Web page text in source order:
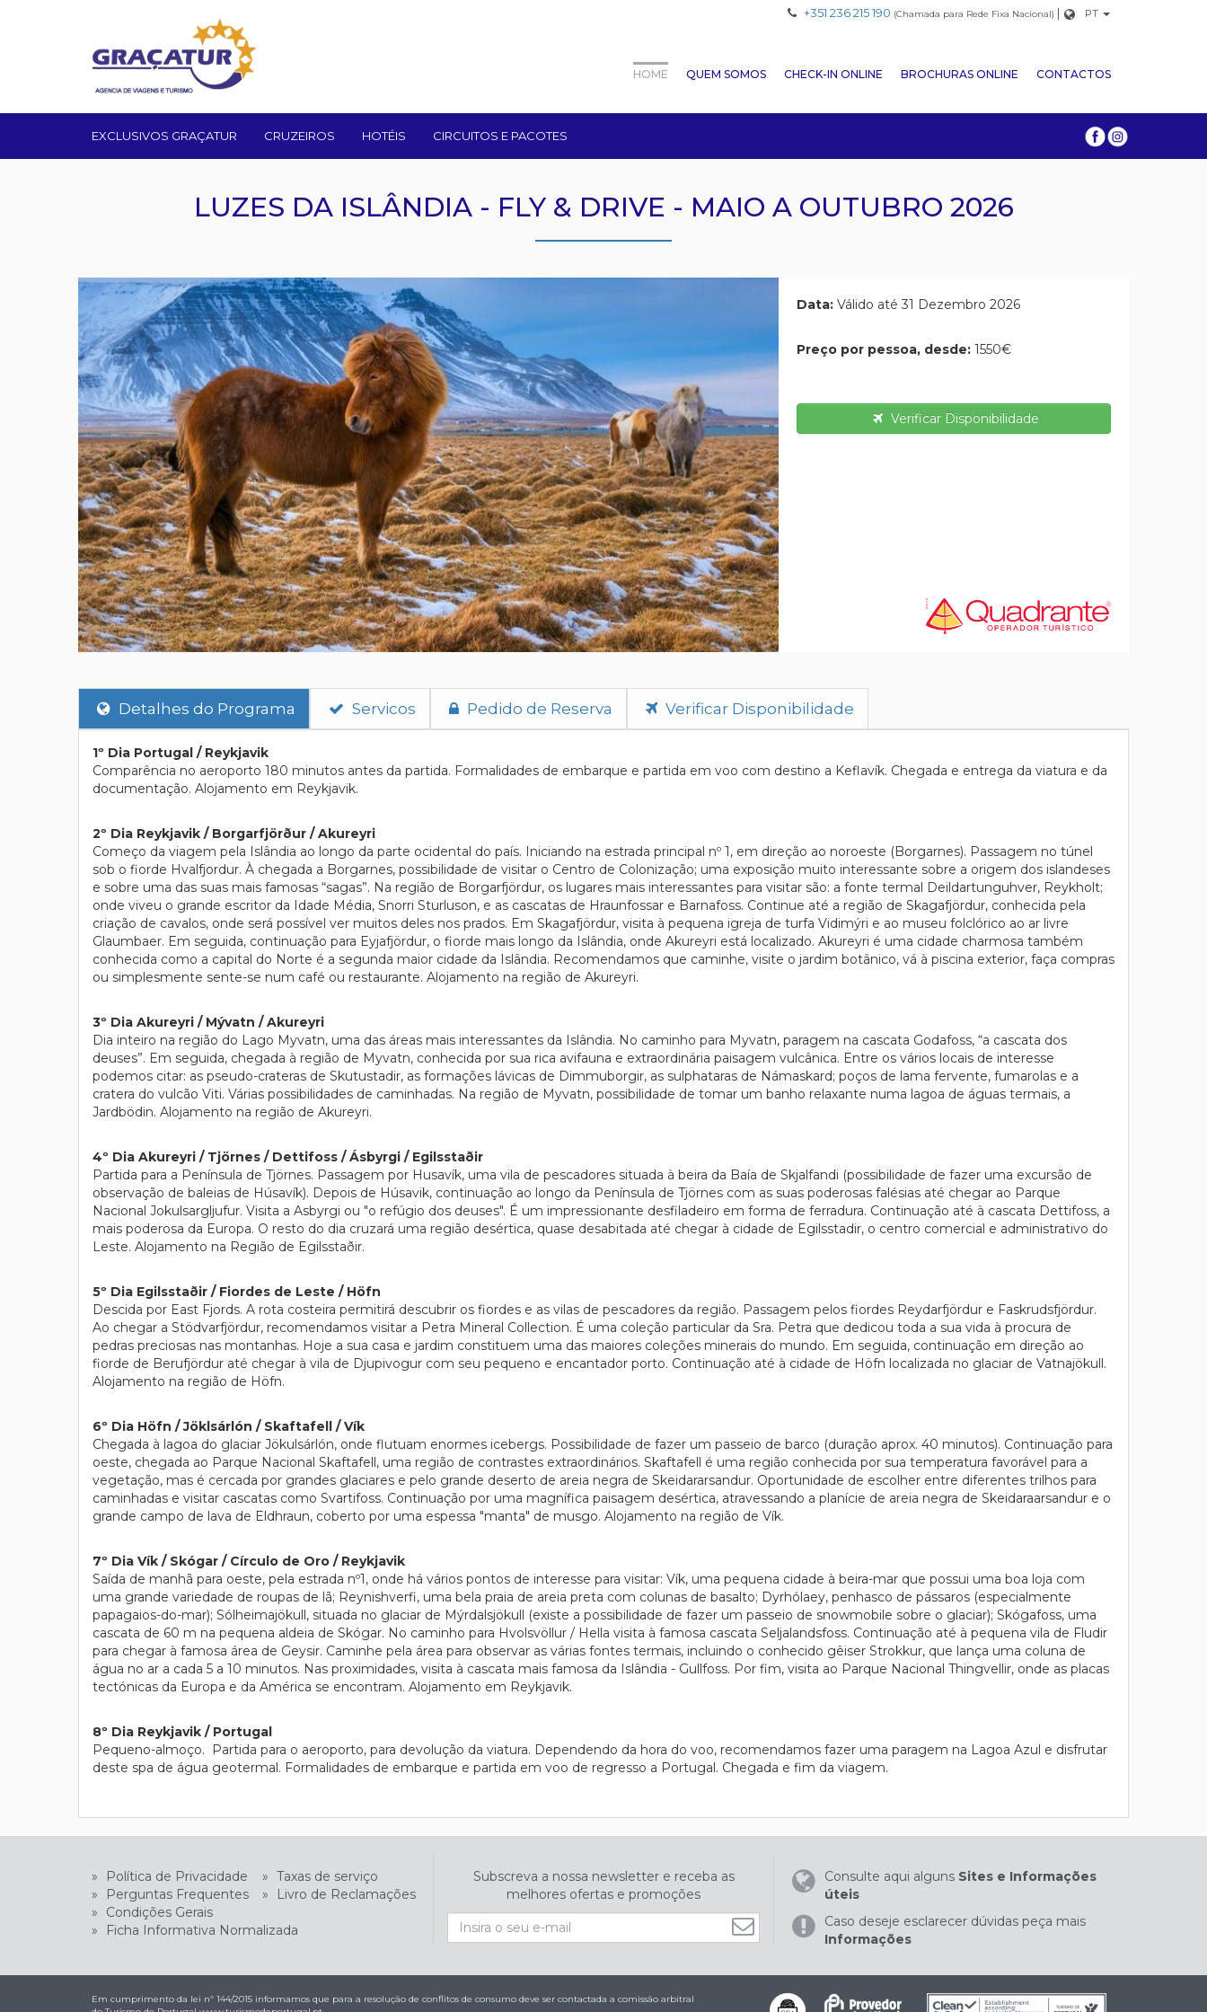
+351 236 215 190 (Chamada para Rede Fixa Nacional) | PT
HOME QUEM SOMOS CHECK-IN ONLINE BROCHURAS ONLINE CONTACTOS
EXCLUSIVOS GRAÇATUR CRUZEIROS HOTÉIS CIRCUITOS E PACOTES
LUZES DA ISLÂNDIA - FLY & DRIVE - MAIO A OUTUBRO 2026
Data: Válido até 31 Dezembro 2026
Preço por pessoa, desde: 1550€
Verificar Disponibilidade
Detalhes do Programa Servicos Pedido de Reserva Verificar Disponibilidade
1º Dia Portugal / Reykjavik
Comparência no aeroporto 180 minutos antes da partida. Formalidades de embarque e partida em voo com destino a Keflavík. Chegada e entrega da viatura e da
documentação. Alojamento em Reykjavik.
2º Dia Reykjavik / Borgarfjörður / Akureyri
Começo da viagem pela Islândia ao longo da parte ocidental do país. Iniciando na estrada principal nº 1, em direção ao noroeste (Borgarnes). Passagem no túnel
sob o fiorde Hvalfjordur. À chegada a Borgarnes, possibilidade de visitar o Centro de Colonização; uma exposição muito interessante sobre a origem dos islandeses
e sobre uma das suas mais famosas “sagas”. Na região de Borgarfjördur, os lugares mais interessantes para visitar são: a fonte termal Deildartunguhver, Reykholt;
onde viveu o grande escritor da Idade Média, Snorri Sturluson, e as cascatas de Hraunfossar e Barnafoss. Continue até a região de Skagafjördur, conhecida pela
criação de cavalos, onde será possível ver muitos deles nos prados. Em Skagafjördur, visita à pequena igreja de turfa Vidimýri e ao museu folclórico ao ar livre
Glaumbaer. Em seguida, continuação para Eyjafjördur, o fiorde mais longo da Islândia, onde Akureyri está localizado. Akureyri é uma cidade charmosa também
conhecida como a capital do Norte é a segunda maior cidade da Islândia. Recomendamos que caminhe, visite o jardim botânico, vá à piscina exterior, faça compras
ou simplesmente sente-se num café ou restaurante. Alojamento na região de Akureyri.
3º Dia Akureyri / Mývatn / Akureyri
Dia inteiro na região do Lago Myvatn, uma das áreas mais interessantes da Islândia. No caminho para Myvatn, paragem na cascata Godafoss, “a cascata dos
deuses”. Em seguida, chegada à região de Myvatn, conhecida por sua rica avifauna e extraordinária paisagem vulcânica. Entre os vários locais de interesse
podemos citar: as pseudo-crateras de Skutustadir, as formações lávicas de Dimmuborgir, as sulphataras de Námaskard; poços de lama fervente, fumarolas e a
cratera do vulcão Viti. Várias possibilidades de caminhadas. Na região de Myvatn, possibilidade de tomar um banho relaxante numa lagoa de águas termais, a
Jardbödin. Alojamento na região de Akureyri.
4º Dia Akureyri / Tjörnes / Dettifoss / Ásbyrgi / Egilsstaðir
Partida para a Península de Tjörnes. Passagem por Husavík, uma vila de pescadores situada à beira da Baía de Skjalfandi (possibilidade de fazer uma excursão de
observação de baleias de Húsavík). Depois de Húsavik, continuação ao longo da Península de Tjörnes com as suas poderosas falésias até chegar ao Parque
Nacional Jokulsargljufur. Visita a Asbyrgi ou "o refúgio dos deuses". É um impressionante desfiladeiro em forma de ferradura. Continuação até à cascata Dettifoss, a
mais poderosa da Europa. O resto do dia cruzará uma região desértica, quase desabitada até chegar à cidade de Egilsstadir, o centro comercial e administrativo do
Leste. Alojamento na Região de Egilsstaðir.
5º Dia Egilsstaðir / Fiordes de Leste / Höfn
Descida por East Fjords. A rota costeira permitirá descubrir os fiordes e as vilas de pescadores da região. Passagem pelos fiordes Reydarfjördur e Faskrudsfjördur.
Ao chegar a Stödvarfjördur, recomendamos visitar a Petra Mineral Collection. É uma coleção particular da Sra. Petra que dedicou toda a sua vida à procura de
pedras preciosas nas montanhas. Hoje a sua casa e jardim constituem uma das maiores coleções minerais do mundo. Em seguida, continuação em direção ao
fiorde de Berufjördur até chegar à vila de Djupivogur com seu pequeno e encantador porto. Continuação até à cidade de Höfn localizada no glaciar de Vatnajökull.
Alojamento na região de Höfn.
6º Dia Höfn / Jöklsárlón / Skaftafell / Vík
Chegada à lagoa do glaciar Jökulsárlón, onde flutuam enormes icebergs. Possibilidade de fazer um passeio de barco (duração aprox. 40 minutos). Continuação para
oeste, chegada ao Parque Nacional Skaftafell, uma região de contrastes extraordinários. Skaftafell é uma região conhecida por sua temperatura favorável para a
vegetação, mas é cercada por grandes glaciares e pelo grande deserto de areia negra de Skeidararsandur. Oportunidade de escolher entre diferentes trilhos para
caminhadas e visitar cascatas como Svartifoss. Continuação por uma magnífica paisagem desértica, atravessando a planície de areia negra de Skeidaraarsandur e o
grande campo de lava de Eldhraun, coberto por uma espessa "manta" de musgo. Alojamento na região de Vík.
7º Dia Vík / Skógar / Círculo de Oro / Reykjavik
Saída de manhã para oeste, pela estrada nº1, onde há vários pontos de interesse para visitar: Vík, uma pequena cidade à beira-mar que possui uma boa loja com
uma grande variedade de roupas de lã; Reynishverfi, uma bela praia de areia preta com colunas de basalto; Dyrhólaey, penhasco de pássaros (especialmente
papagaios-do-mar); Sólheimajökull, situada no glaciar de Mýrdalsjökull (existe a possibilidade de fazer um passeio de snowmobile sobre o glaciar); Skógafoss, uma
cascata de 60 m na pequena aldeia de Skógar. No caminho para Hvolsvöllur / Hella visita à famosa cascata Seljalandsfoss. Continuação até à pequena vila de Fludir
para chegar à famosa área de Geysir. Caminhe pela área para observar as várias fontes termais, incluindo o conhecido gêiser Strokkur, que lança uma coluna de
água no ar a cada 5 a 10 minutos. Nas proximidades, visita à cascata mais famosa da Islândia - Gullfoss. Por fim, visita ao Parque Nacional Thingvellir, onde as placas
tectónicas da Europa e da América se encontram. Alojamento em Reykjavik.
8º Dia Reykjavik / Portugal
Pequeno-almoço. Partida para o aeroporto, para devolução da viatura. Dependendo da hora do voo, recomendamos fazer uma paragem na Lagoa Azul e disfrutar
deste spa de água geotermal. Formalidades de embarque e partida em voo de regresso a Portugal. Chegada e fim da viagem.
» Política de Privacidade » Taxas de serviço
»
Perguntas Frequentes »
Livro de Reclamações
»
Condições Gerais
»
Ficha Informativa Normalizada
Subscreva a nossa newsletter e receba as
melhores ofertas e promoções
Consulte aqui alguns Sites e Informações
úteis
Caso deseje esclarecer dúvidas peça mais
Informações
Em cumprimento da lei nº 144/2015 informamos que para a resolução de conflitos de consumo deve ser contactada a comissão arbitral